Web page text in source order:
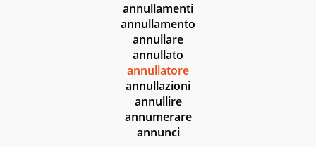
annullamenti
annullamento
annullare
annullato
annullatore
annullazioni
annullire
annumerare
annunci